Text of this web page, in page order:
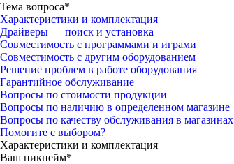
Тема вопроса*
Характеристики и комплектация
Драйверы — поиск и установка
Совместимость с программами и играми
Совместимость с другим оборудованием
Решение проблем в работе оборудования
Гарантийное обслуживание
Вопросы по стоимости продукции
Вопросы по наличию в определенном магазине
Вопросы по качеству обслуживания в магазинах
Помогите с выбором?
Характеристики и комплектация
Ваш никнейм*